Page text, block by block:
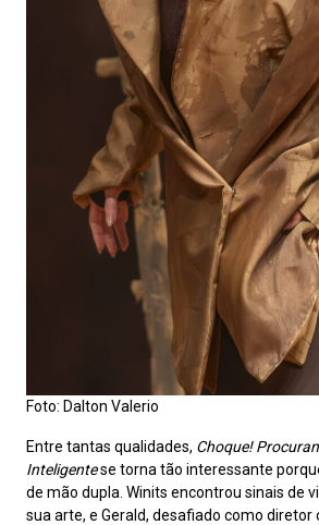
Foto: Dalton Valerio
Entre tantas qualidades, Choque!
Inteligentese torna tão interessante
de mão dupla. Winits encontrou sinais de
sua arte, e Gerald, desafiado como diretor